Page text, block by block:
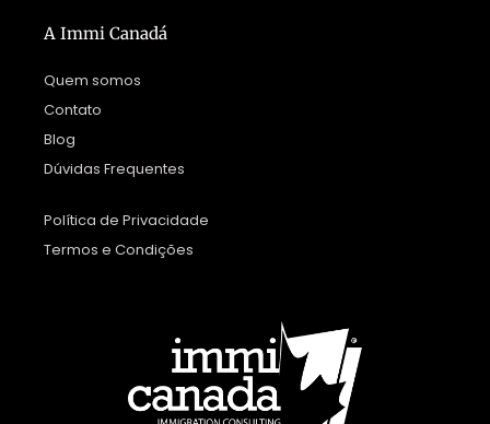
A Immi Canadá
Quem somos
Contato
Blog
Dúvidas Frequentes
Política de Privacidade
Termos e Condições